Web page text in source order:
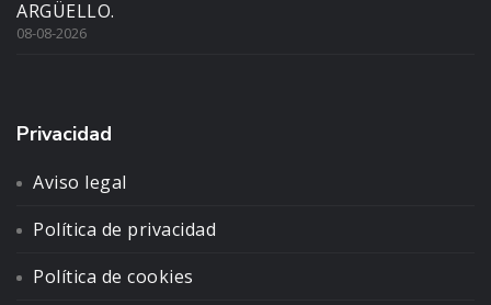
ARGÜELLO.
08-08-2026
Privacidad
Aviso legal
Política de privacidad
Política de cookies